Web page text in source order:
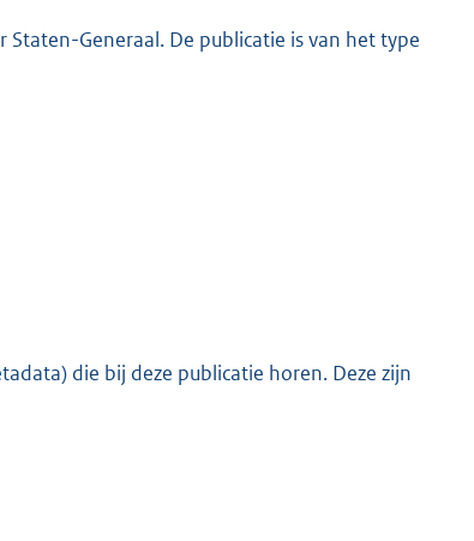
Generaal. De publicatie is van het type
die bij deze publicatie horen. Deze zijn